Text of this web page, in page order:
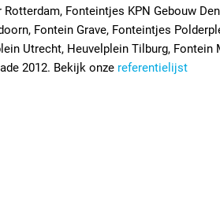
Fonteintjes KPN Gebouw
Fontein Grave, Fonteintjes
Utrecht, Heuvelplein Tilburg,
2012. Bekijk onze referentielijst